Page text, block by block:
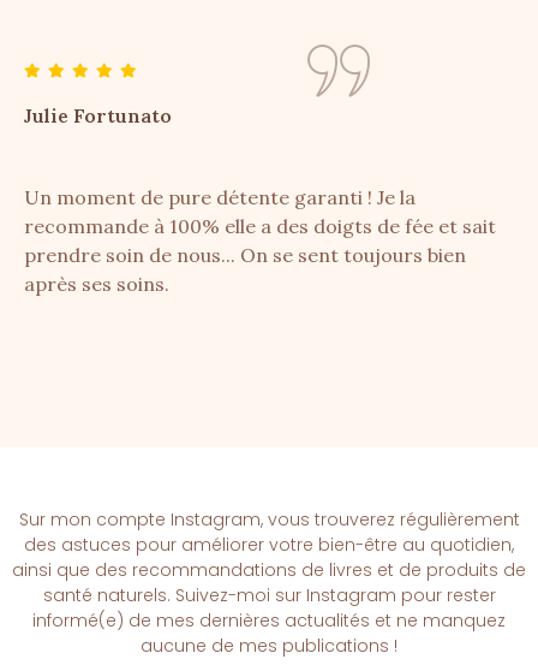
Julie Fortunato
Un moment de pure détente garanti ! Je la
recommande à 100% elle a des doigts de fée et sait
prendre soin de nous... On se sent toujours bien
après ses soins.
Sur mon compte Instagram, vous trouverez régulièrement
des astuces pour améliorer votre bien-être au quotidien,
ainsi que des recommandations de livres et de produits de
santé naturels. Suivez-moi sur Instagram pour rester
informé(e) de mes dernières actualités et ne manquez
aucune de mes publications !